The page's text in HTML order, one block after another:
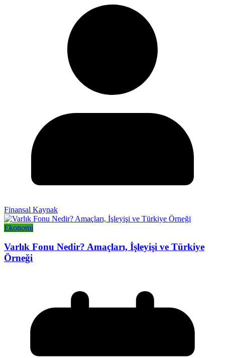
Finansal Kaynak
Ekonomi
Varlık Fonu Nedir? Amaçları, İşleyişi ve Türkiye
Örneği